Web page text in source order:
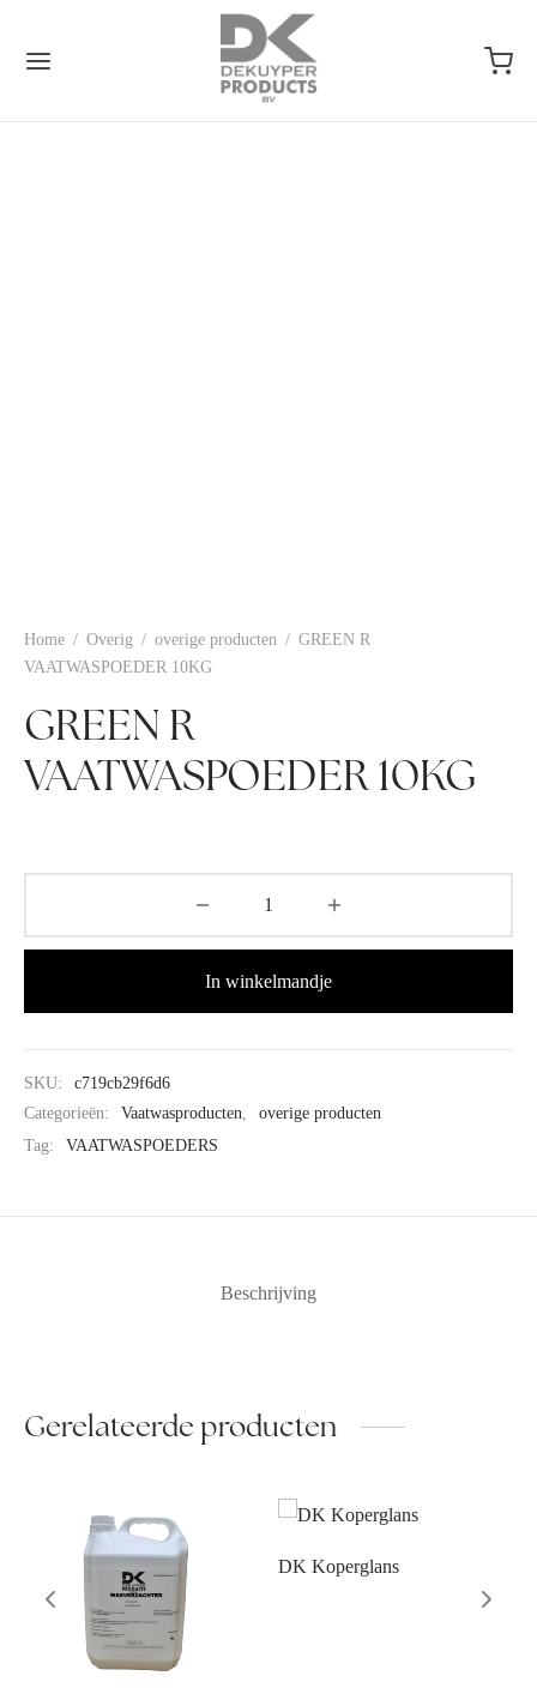
Home / Overig / overige producten / GREEN R
VAATWASPOEDER 10KG
GREEN R
VAATWASPOEDER 10KG
In winkelmandje
SKU:
c719cb29f6d6
Categorieën:
Vaatwasproducten,
overige producten
Tag:
VAATWASPOEDERS
Beschrijving
Gerelateerde producten
DK Koperglans